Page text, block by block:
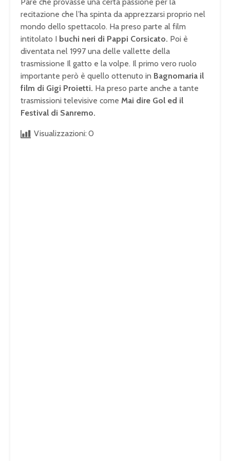
recitazione che l’ha spinta da apprezzarsi proprio nel
mondo dello spettacolo. Ha preso parte al film
intitolato I buchi neri di Pappi Corsicato. Poi è
diventata nel 1997 una delle vallette della
trasmissione Il gatto e la volpe. Il primo vero ruolo
importante però è quello ottenuto in Bagnomaria il
film di Gigi Proietti. Ha preso parte anche a tante
trasmissioni televisive come Mai dire Gol ed il
Festival di Sanremo.
Visualizzazioni: 0